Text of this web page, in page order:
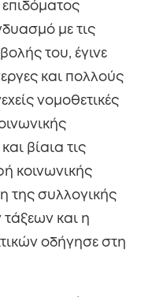
με τις
του, έγινε
και πολλούς
νομοθετικές
βίαια τις
κοινωνικής
της συλλογικής
τάξεων και η
οδήγησε στη